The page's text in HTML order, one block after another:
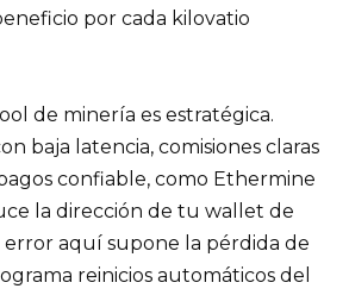
por cada kilovatio
de minería es estratégica.
baja latencia, comisiones claras
confiable, como Ethermine
la dirección de tu wallet de
aquí supone la pérdida de
reinicios automáticos del